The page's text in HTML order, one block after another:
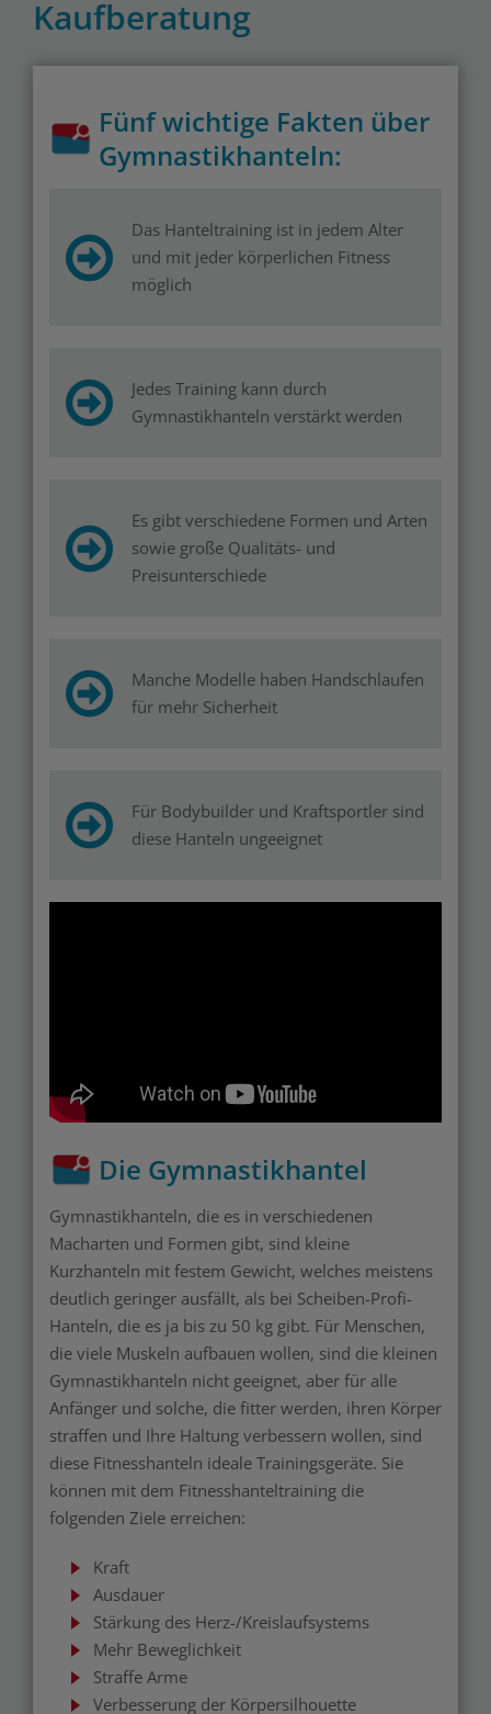
Kaufberatung
Fünf wichtige Fakten über
Gymnastikhanteln:
Das Hanteltraining ist in jedem Alter
und mit jeder körperlichen Fitness
möglich
Jedes Training kann durch
Gymnastikhanteln verstärkt werden
Es gibt verschiedene Formen und Arten
sowie große Qualitäts- und
Preisunterschiede
Manche Modelle haben Handschlaufen
für mehr Sicherheit
Für Bodybuilder und Kraftsportler sind
diese Hanteln ungeeignet
Die Gymnastikhantel
Gymnastikhanteln, die es in verschiedenen
Macharten und Formen gibt, sind kleine
Kurzhanteln mit festem Gewicht, welches meistens
deutlich geringer ausfällt, als bei Scheiben-Profi-
Hanteln, die es ja bis zu 50 kg gibt. Für Menschen,
die viele Muskeln aufbauen wollen, sind die kleinen
Gymnastikhanteln nicht geeignet, aber für alle
Anfänger und solche, die fitter werden, ihren Körper
straffen und Ihre Haltung verbessern wollen, sind
diese Fitnesshanteln ideale Trainingsgeräte. Sie
können mit dem Fitnesshanteltraining die
folgenden Ziele erreichen:
Kraft
Ausdauer
Stärkung des Herz-/Kreislaufsystems
Mehr Beweglichkeit
Straffe Arme
Verbesserung der Körpersilhouette